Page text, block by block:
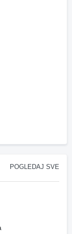
POGLEDAJ SVE